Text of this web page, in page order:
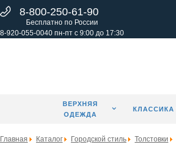
8-800-250-61-90
Бесплатно по России
8-920-055-0040 пн-пт с 9:00 до 17:30
ВЕРХНЯЯ
ОДЕЖДА
КЛАССИКА
Главная Каталог Городской стиль Толстовки